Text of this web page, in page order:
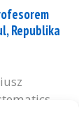
Republika